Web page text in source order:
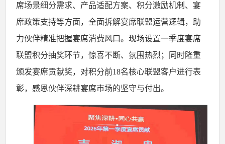
席场景细分需求、产品适配方案、积分激励机制、宴
席政策支持等方面，全面拆解宴席联盟运营逻辑，助
力伙伴精准把握宴席消费风口。现场设置一季度宴席
联盟积分抽奖环节，惊喜不断、氛围热烈；同时隆重
颁发宴席贡献奖，对积分前18名核心联盟客户进行表
彰，感恩伙伴深耕宴席市场的坚守与付出。